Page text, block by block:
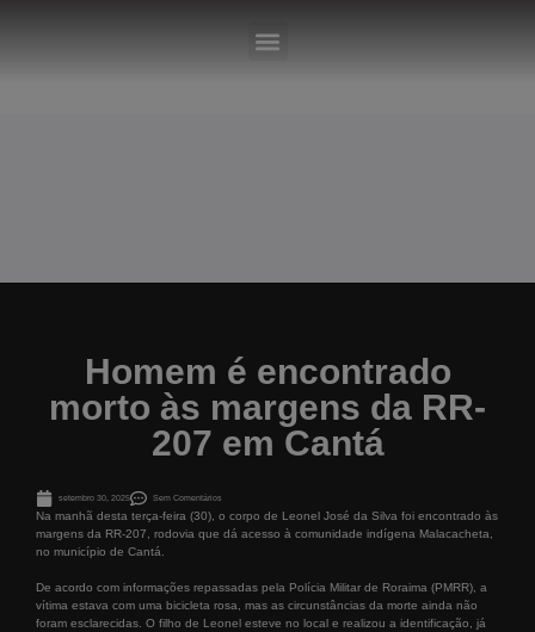
Homem é encontrado
morto às margens da RR-
207 em Cantá
setembro 30, 2025 Sem Comentários
Na manhã desta terça-feira (30), o corpo de Leonel José da Silva foi encontrado às
margens da RR-207, rodovia que dá acesso à comunidade indígena Malacacheta,
no município de Cantá.
De acordo com informações repassadas pela Polícia Militar de Roraima (PMRR), a
vítima estava com uma bicicleta rosa, mas as circunstâncias da morte ainda não
foram esclarecidas. O filho de Leonel esteve no local e realizou a identificação, já